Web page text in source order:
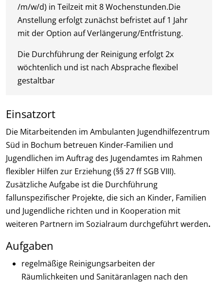
/m/w/d) in Teilzeit mit 8 Wochenstunden.Die
Anstellung erfolgt zunächst befristet auf 1 Jahr
mit der Option auf Verlängerung/Entfristung.
Die Durchführung der Reinigung erfolgt 2x
wöchtenlich und ist nach Absprache flexibel
gestaltbar
Einsatzort
Die Mitarbeitenden im Ambulanten Jugendhilfezentrum
Süd in Bochum betreuen Kinder-Familien und
Jugendlichen im Auftrag des Jugendamtes im Rahmen
flexibler Hilfen zur Erziehung (§§ 27 ff SGB VIII).
Zusätzliche Aufgabe ist die Durchführung
fallunspezifischer Projekte, die sich an Kinder, Familien
und Jugendliche richten und in Kooperation mit
weiteren Partnern im Sozialraum durchgeführt werden.
Aufgaben
regelmäßige Reinigungsarbeiten der
Räumlichkeiten und Sanitäranlagen nach den